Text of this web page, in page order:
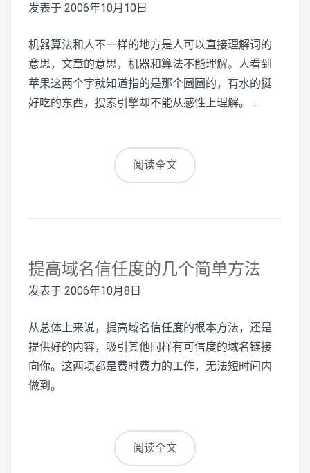
发表于 2006年10月10日
机器算法和人不一样的地方是人可以直接理解词的
意思，文章的意思，机器和算法不能理解。人看到
苹果这两个字就知道指的是那个圆圆的，有水的挺
好吃的东西，搜索引擎却不能从感性上理解。 ...
阅读全文
提高域名信任度的几个简单方法
发表于 2006年10月8日
从总体上来说，提高域名信任度的根本方法，还是
提供好的内容，吸引其他同样有可信度的域名链接
向你。这两项都是费时费力的工作，无法短时间内
做到。
阅读全文